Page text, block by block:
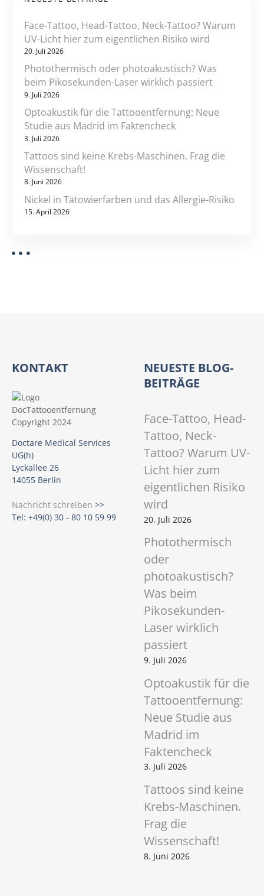
k
Face-Tattoo, Head-Tattoo, Neck-Tattoo? Warum
UV-Licht hier zum eigentlichen Risiko wird
20. Juli 2026
Photothermisch oder photoakustisch? Was
beim Pikosekunden-Laser wirklich passiert
9. Juli 2026
Optoakustik für die Tattooentfernung: Neue
Studie aus Madrid im Faktencheck
3. Juli 2026
Tattoos sind keine Krebs-Maschinen. Frag die
Wissenschaft!
8. Juni 2026
Nickel in Tätowierfarben und das Allergie-Risiko
15. April 2026
KONTAKT
Doctare Medical Services
UG(h)
Lyckallee 26
14055 Berlin
Nachricht schreiben >>
Tel: +49(0) 30 - 80 10 59 99
NEUESTE BLOG-
BEITRÄGE
Face-Tattoo, Head-
Tattoo, Neck-
Tattoo? Warum UV-
Licht hier zum
eigentlichen Risiko
wird
20. Juli 2026
Photothermisch
oder
photoakustisch?
Was beim
Pikosekunden-
Laser wirklich
passiert
9. Juli 2026
Optoakustik für die
Tattooentfernung:
Neue Studie aus
Madrid im
Faktencheck
3. Juli 2026
Tattoos sind keine
Krebs-Maschinen.
Frag die
Wissenschaft!
8. Juni 2026